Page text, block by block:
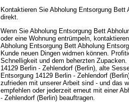
Kontaktieren Sie Abholung Entsorgung
direkt.
Wenn Sie Abholung Entsorgung Bett
oder eine Wohnung entrümpeln,
Abholung Entsorgung Bett Abholung
Kunde neuen Dingen widmen können.
Schnelligkeit und dem beherzten
14129 Berlin - Zehlendorf (Berlin), alte
Entsorgung 14129 Berlin - Zehlendorf
zufrieden mit unserer Arbeit sind - und das
empfehlen oder jederzeit erneut mit einer
- Zehlendorf (Berlin) beauftragen.